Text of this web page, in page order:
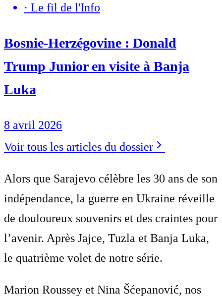
· Le fil de l'Info
Bosnie-Herzégovine : Donald
Trump Junior en visite à Banja
Luka
8 avril 2026
Voir tous les articles du dossier
Alors que Sarajevo célèbre les 30 ans de son
indépendance, la guerre en Ukraine réveille
de douloureux souvenirs et des craintes pour
l’avenir. Après Jajce, Tuzla et Banja Luka,
le quatrième volet de notre série.
Marion Roussey et Nina Šćepanović, nos